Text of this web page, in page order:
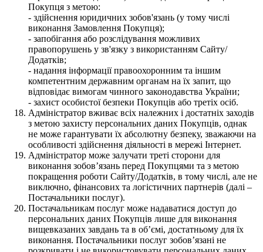
Покупця з метою:
- здійснення юридичних зобов'язань (у тому числі
виконання Замовлення Покупця);
- запобігання або розслідування можливих
правопорушень у зв'язку з використанням Сайту/
Додатків;
- надання інформації правоохоронним та іншим
компетентним державним органам на їх запит, що
відповідає вимогам чинного законодавства України;
- захист особистої безпеки Покупців або третіх осіб.
Адміністратор вживає всіх належних і достатніх заходів
з метою захисту персональних даних Покупців, однак
не може гарантувати їх абсолютну безпеку, зважаючи на
особливості здійснення діяльності в мережі Інтернет.
Адміністратор може залучати треті сторони для
виконання зобов’язань перед Покупцями та з метою
покращення роботи Сайту/Додатків, в тому числі, але не
виключно, фінансових та логістичних партнерів (далі –
Постачальники послуг).
Постачальникам послуг може надаватися доступ до
персональних даних Покупців лише для виконання
вищевказаних завдань та в об’ємі, достатньому для їх
виконання. Постачальники послуг зобов’язані не